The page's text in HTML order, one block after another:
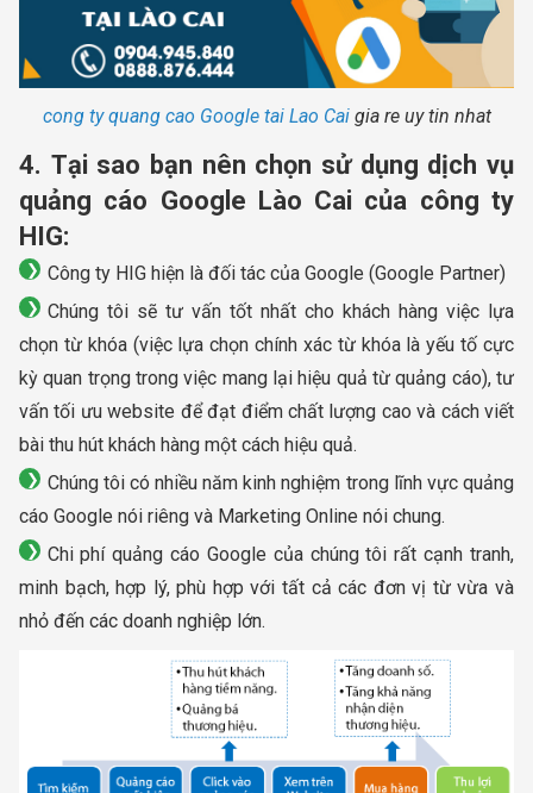
cong ty quang cao Google tai Lao Cai gia re uy tin nhat
4. Tại sao bạn nên chọn sử dụng dịch vụ
quảng cáo Google Lào Cai của công ty
HIG:
Công ty HIG hiện là đối tác của Google (Google Partner)
Chúng tôi sẽ tư vấn tốt nhất cho khách hàng việc lựa
chọn từ khóa (việc lựa chọn chính xác từ khóa là yếu tố cực
kỳ quan trọng trong việc mang lại hiệu quả từ quảng cáo), tư
vấn tối ưu website để đạt điểm chất lượng cao và cách viết
bài thu hút khách hàng một cách hiệu quả.
Chúng tôi có nhiều năm kinh nghiệm trong lĩnh vực quảng
cáo Google nói riêng và Marketing Online nói chung.
Chi phí quảng cáo Google của chúng tôi rất cạnh tranh,
minh bạch, hợp lý, phù hợp với tất cả các đơn vị từ vừa và
nhỏ đến các doanh nghiệp lớn.